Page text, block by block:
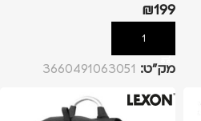
₪199
הוספה לסל
מק”ט: 3660491063051